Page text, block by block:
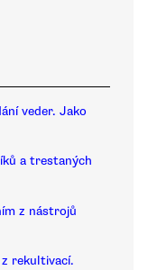
veder. Jako
a trestaných
z nástrojů
rekultivací.